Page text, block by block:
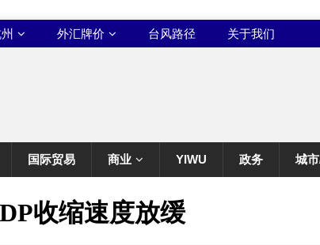
外汇牌价 台风路径 关于我们
国际贸易 商业 YIWU 政务 城
收缩速度放缓